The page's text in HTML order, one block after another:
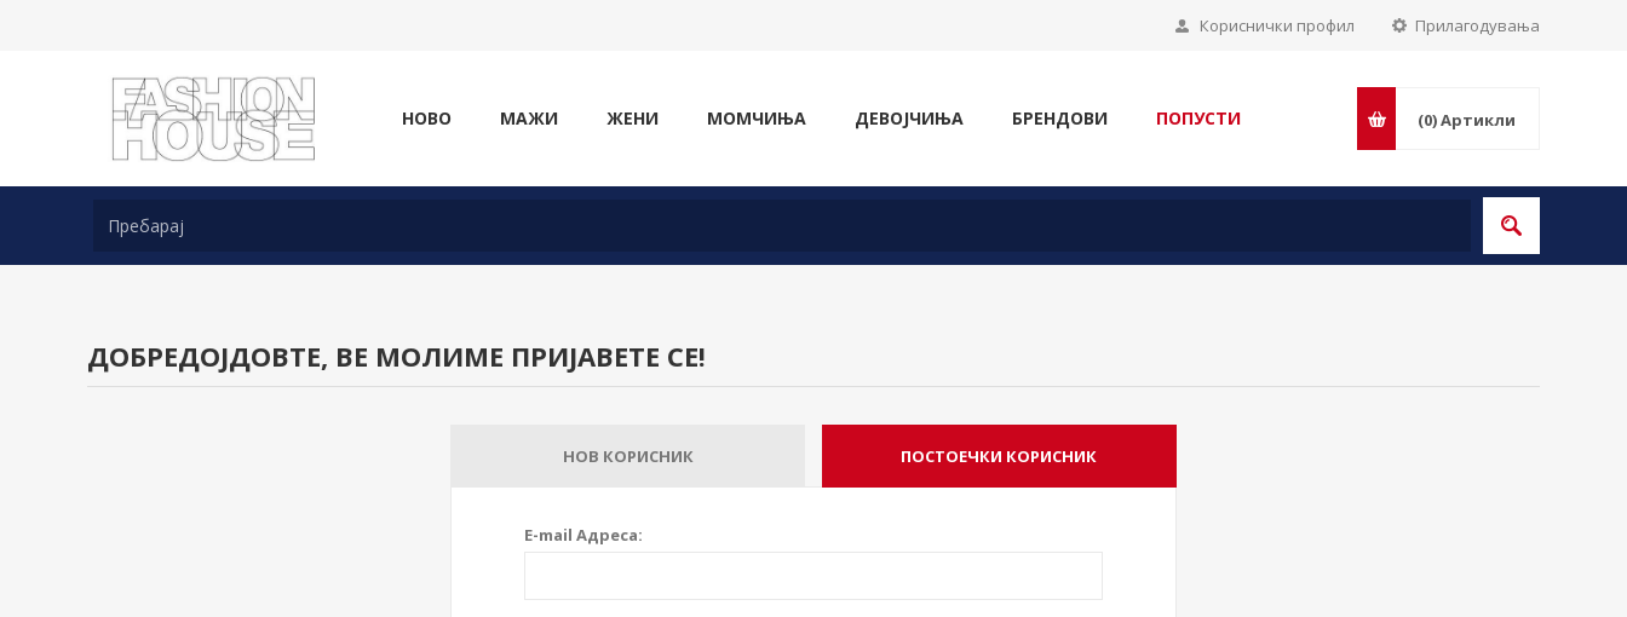
Прилагодувања
Кориснички профил
НОВО МАЖИ ЖЕНИ МОМЧИЊА ДЕВОЈЧИЊА БРЕНДОВИ ПОПУСТИ (0)Артикли
ДОБРЕДОЈДОВТЕ, ВЕ МОЛИМЕ ПРИЈАВЕТЕ СЕ!
НОВ КОРИСНИК ПОСТОЕЧКИ КОРИСНИК
E-mail Адреса: